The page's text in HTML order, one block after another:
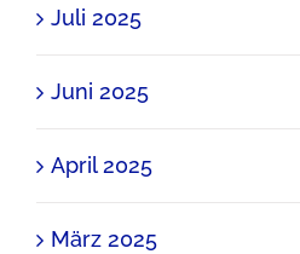
Juli 2025
Juni 2025
April 2025
März 2025